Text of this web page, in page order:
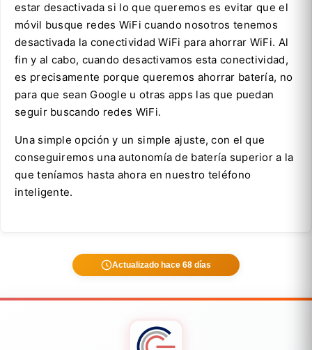
estar desactivada si lo que queremos es evitar que el
móvil busque redes WiFi cuando nosotros tenemos
desactivada la conectividad WiFi para ahorrar WiFi. Al
fin y al cabo, cuando desactivamos esta conectividad,
es precisamente porque queremos ahorrar batería, no
para que sean Google u otras apps las que puedan
seguir buscando redes WiFi.
Una simple opción y un simple ajuste, con el que
conseguiremos una autonomía de batería superior a la
que teníamos hasta ahora en nuestro teléfono
inteligente.
Actualizado hace 68 días